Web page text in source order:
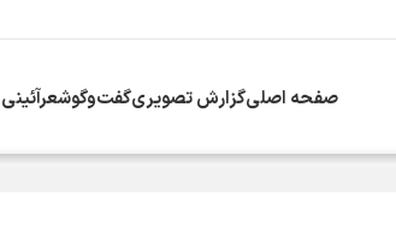
صفحه اصلیگزارش تصویریگفت‌وگوشعرآئینی